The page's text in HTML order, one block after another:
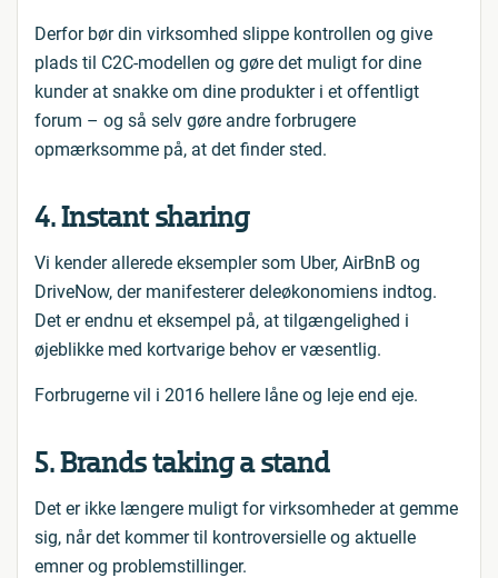
Derfor bør din virksomhed slippe kontrollen og give
plads til C2C-modellen og gøre det muligt for dine
kunder at snakke om dine produkter i et offentligt
forum – og så selv gøre andre forbrugere
opmærksomme på, at det finder sted.
4. Instant sharing
Vi kender allerede eksempler som Uber, AirBnB og
DriveNow, der manifesterer deleøkonomiens indtog.
Det er endnu et eksempel på, at tilgængelighed i
øjeblikke med kortvarige behov er væsentlig.
Forbrugerne vil i 2016 hellere låne og leje end eje.
5. Brands taking a stand
Det er ikke længere muligt for virksomheder at gemme
sig, når det kommer til kontroversielle og aktuelle
emner og problemstillinger.